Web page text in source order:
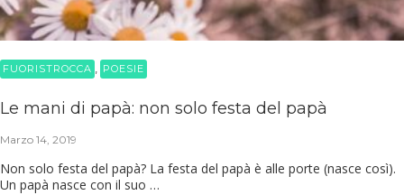
FUORISTROCCA POESIE
Le mani di papà: non solo festa del papà
Marzo 14, 2019
Non solo festa del papà? La festa del papà è alle porte (nasce così).
Un papà nasce con il suo …